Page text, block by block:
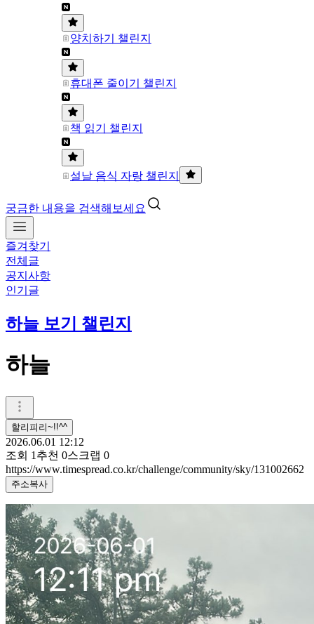
양치하기 챌린지
휴대폰 줄이기 챌린지
책 읽기 챌린지
설날 음식 자랑 챌린지
궁금한 내용을 검색해보세요
즐겨찾기
전체글
공지사항
인기글
하늘 보기 챌린지
하늘
할리피리~!!^^
2026.06.01 12:12
조회 1 추천 0스크랩 0
https://www.timespread.co.kr/challenge/community/sky/131002662
주소복사